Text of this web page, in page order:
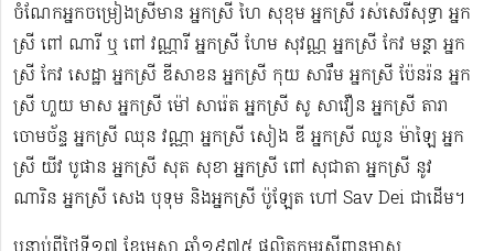
ចំណែកអ្នកចម្រៀងស្រីមាន អ្នកស្រី ហៃ សុខុម​ អ្នកស្រី រស់សេរី​សុទ្ធា អ្នក
ស្រី ពៅ ណារី ឬ ពៅ វណ្ណារី អ្នកស្រី ហែម សុវណ្ណ អ្នកស្រី កែវ មន្ថា អ្នក
ស្រី កែវ សេដ្ឋា អ្នកស្រី ឌី​សាខន អ្នកស្រី កុយ សារឹម អ្នកស្រី ប៉ែនរ៉ន អ្នក
ស្រី ហួយ មាស អ្នកស្រី ម៉ៅ សារ៉េត ​អ្នកស្រី សូ សាវឿន អ្នកស្រី តារា
ចោម​ច័ន្ទ អ្នកស្រី ឈុន វណ្ណា អ្នកស្រី សៀង ឌី អ្នកស្រី ឈូន ម៉ាឡៃ អ្នក
ស្រី យីវ​ បូផាន​ អ្នកស្រី​ សុត សុខា អ្នកស្រី ពៅ សុជាតា អ្នកស្រី នូវ
ណារិន អ្នកស្រី សេង បុទុម និងអ្នកស្រី ប៉ូឡែត ហៅ Sav Dei ជាដើម។